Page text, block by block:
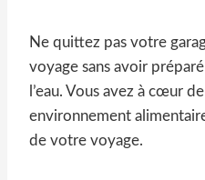
Ne quittez pas votre
voyage sans avoir
l’eau. Vous avez à cœur
environnement
de votre voyage.